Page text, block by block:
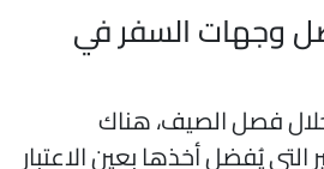
وجهات السفر في
فصل الصيف، هناك
يُفضل أخذها بعين الاعتبار